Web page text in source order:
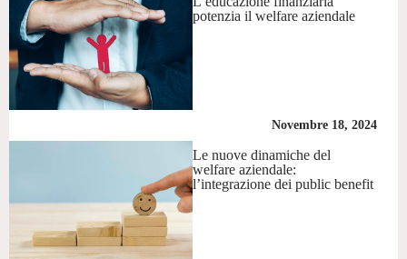
potenzia il welfare aziendale
Novembre 18, 2024
Le nuove dinamiche del
welfare aziendale:
l’integrazione dei public benefit